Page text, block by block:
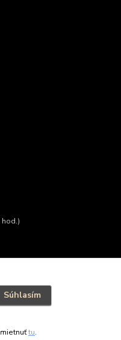
Súhlasím
tu.